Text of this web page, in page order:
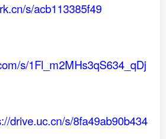
s/acb113385f49
s/1Fl_m2MHs3qS634_qDj
drive.uc.cn/s/8fa49ab90b434